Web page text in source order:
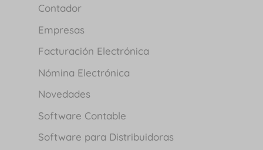
Contador
Empresas
Facturación Electrónica
Nómina Electrónica
Novedades
Software Contable
Software para Distribuidoras